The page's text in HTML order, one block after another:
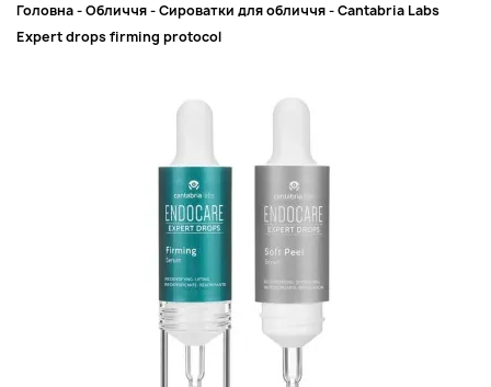
Головна-Обличчя-Сироватки для обличчя-Cantabria Labs
Expert drops firming protocol